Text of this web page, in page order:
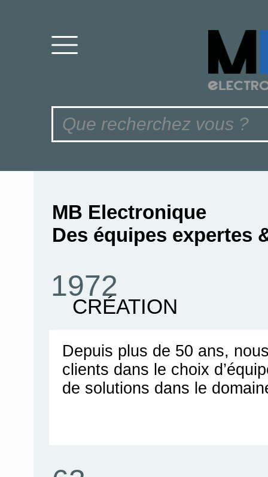
1972
MB Electronique
Des équipes expertes
CRÉATION
Depuis plus de 50 ans,
clients dans le choix
de solutions dans le